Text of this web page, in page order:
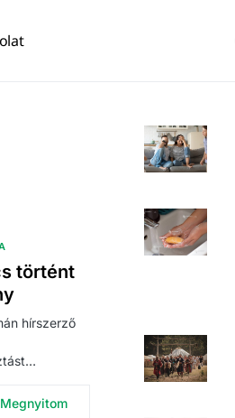
történt
hírszerző
Megnyitom